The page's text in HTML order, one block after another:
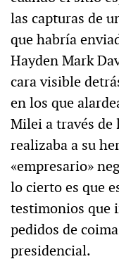
las capturas de
que habría
Hayden Mark
cara visible
en los que
Milei a través de
realizaba a su
«empresario»
lo cierto es que
testimonios que
pedidos de
presidencial.